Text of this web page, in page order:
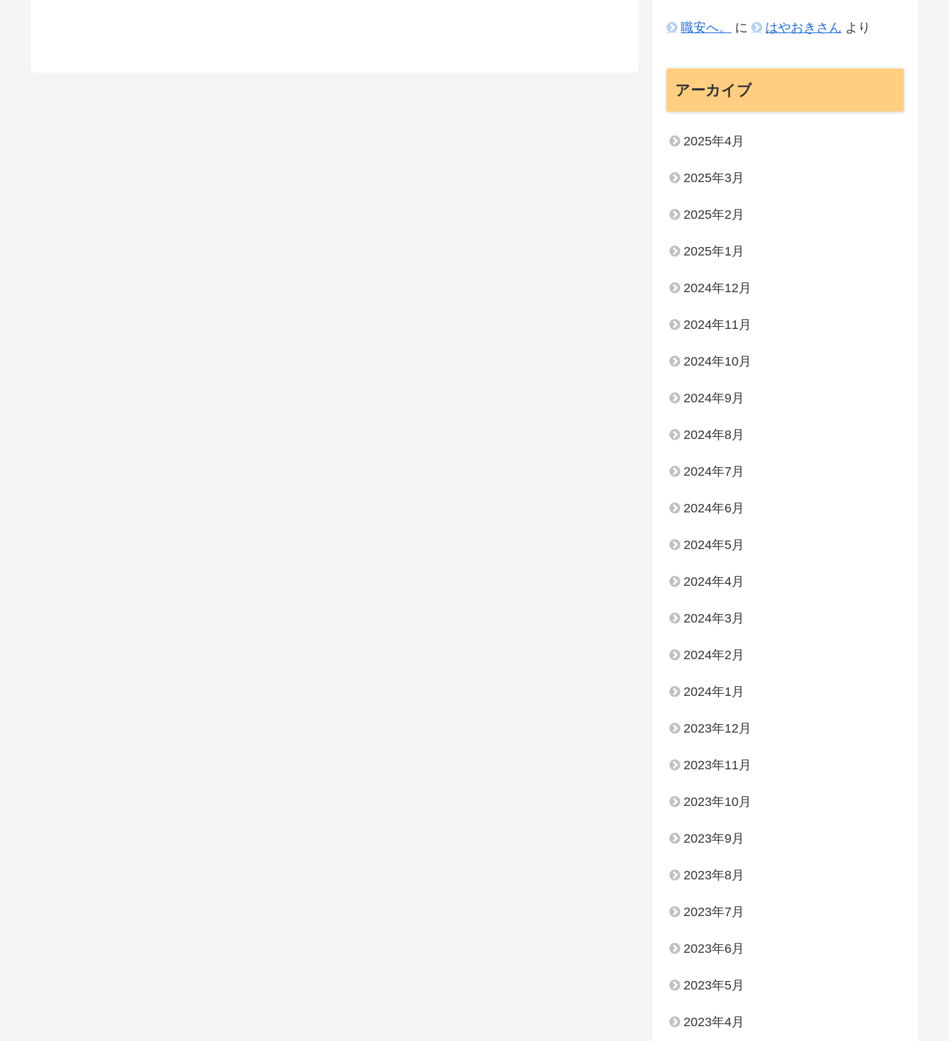
職安へ。 に はやおきさん より
アーカイブ
2025年4月
2025年3月
2025年2月
2025年1月
2024年12月
2024年11月
2024年10月
2024年9月
2024年8月
2024年7月
2024年6月
2024年5月
2024年4月
2024年3月
2024年2月
2024年1月
2023年12月
2023年11月
2023年10月
2023年9月
2023年8月
2023年7月
2023年6月
2023年5月
2023年4月